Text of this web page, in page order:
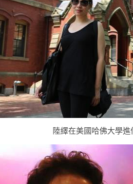
陸繹在美國哈佛大學進